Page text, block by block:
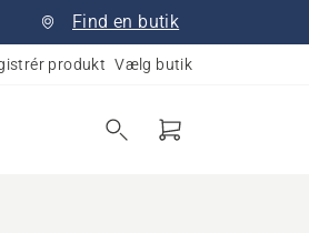
Find en butik
produkt Vælg butik